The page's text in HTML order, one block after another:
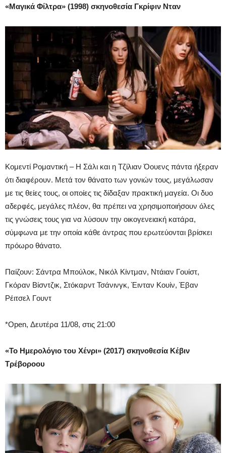
«Μαγικά Φίλτρα» (1998) σκηνοθεσία Γκρίφιν Νταν
Κομεντί Ρομαντική – Η Σάλι και η Τζίλιαν Όουενς πάντα ήξεραν
ότι διαφέρουν. Μετά τον θάνατο των γονιών τους, μεγάλωσαν
με τις θείες τους, οι οποίες τις δίδαξαν πρακτική μαγεία. Οι δυο
αδερφές, μεγάλες πλέον, θα πρέπει να χρησιμοποιήσουν όλες
τις γνώσεις τους για να λύσουν την οικογενειακή κατάρα,
σύμφωνα με την οποία κάθε άντρας που ερωτεύονται βρίσκει
πρόωρο θάνατο.
Παίζουν: Σάντρα Μπούλοκ, Νικόλ Κίντμαν, Ντάιαν Γουίστ,
Γκόραν Βίσντζικ, Στόκαρντ Τσάνινγκ, Έινταν Κουίν, Έβαν
Ρέιτσελ Γουντ
*Open, Δευτέρα 11/08, στις 21:00
«Το Ημερολόγιο του Χένρι» (2017) σκηνοθεσία Κέβιν
Τρέβοροου